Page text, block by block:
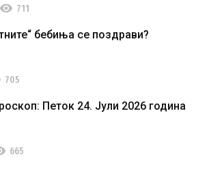
visibility 711
бебиња се поздрави?
705
Петок 24. Јули 2026 година
665